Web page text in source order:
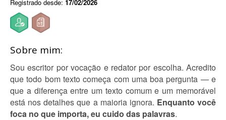
Registrado desde: 17/02/2026
Sobre mim:
Sou escritor por vocação e redator por escolha. Acredito
que todo bom texto começa com uma boa pergunta — e
que a diferença entre um texto comum e um memorável
está nos detalhes que a maioria ignora. Enquanto você
foca no que importa, eu cuido das palavras.